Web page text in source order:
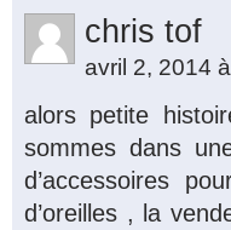
chris tof
avril 2, 2014
alors petite
sommes dans
d’accessoires
d’oreilles , la